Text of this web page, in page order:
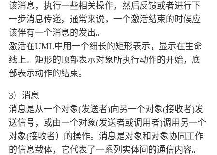
该消息，执行一些相关操作，然后反馈或者进行下
一步消息传递。通常来说，一个激活结束的时候应
该伴有一个消息的发出。
激活在UML中用一个细长的矩形表示，显示在生命
线上。矩形的顶部表示对象所执行动作的开始，底
部表示动作的结束。
3）消息
消息是从一个对象(发送者)向另一个对象(接收者)发
送信号，或由一个对象(发送者或调用者)调用另一个
对象(接收者）的操作。消息是对象和对象协同工作
的信息载体，它代表了一系列实体间的通信内容。